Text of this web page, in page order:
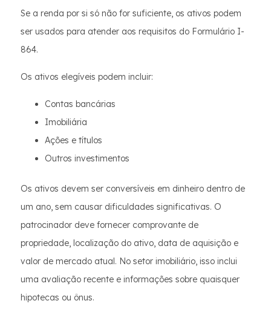
Se a renda por si só não for suficiente, os ativos podem
ser usados ​​para atender aos requisitos do Formulário I-
864.
Os ativos elegíveis podem incluir:
Contas bancárias
Imobiliária
Ações e títulos
Outros investimentos
Os ativos devem ser conversíveis em dinheiro dentro de
um ano, sem causar dificuldades significativas. O
patrocinador deve fornecer comprovante de
propriedade, localização do ativo, data de aquisição e
valor de mercado atual. No setor imobiliário, isso inclui
uma avaliação recente e informações sobre quaisquer
hipotecas ou ônus.